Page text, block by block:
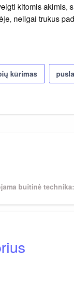
kitomis akimis,
neilgai trukus
kūrimas
buitinė